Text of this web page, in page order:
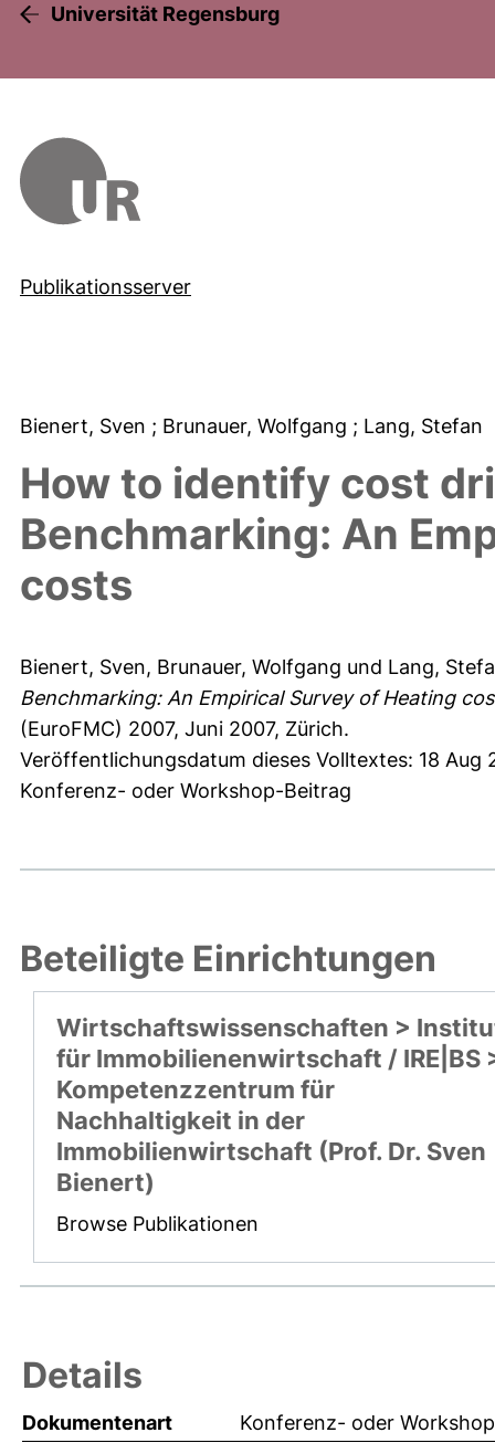
Universität Regensburg
Publikationsserver
Bienert, Sven ; Brunauer, Wolfgang ; Lang, Stefan
How to identify cost
Benchmarking: An
costs
Bienert, Sven, Brunauer, Wolfgang und Lang,
Benchmarking: An Empirical Survey of Heating
(EuroFMC) 2007, Juni 2007, Zürich.
Veröffentlichungsdatum dieses Volltextes: 18 Aug
Konferenz- oder Workshop-Beitrag
Beteiligte Einrichtungen
Wirtschaftswissenschaften >
für Immobilienenwirtschaft / IRE|BS
Kompetenzzentrum für
Nachhaltigkeit in der
Immobilienwirtschaft (Prof. Dr. Sven
Bienert)
Browse Publikationen
Details
Dokumentenart
Konferenz- oder